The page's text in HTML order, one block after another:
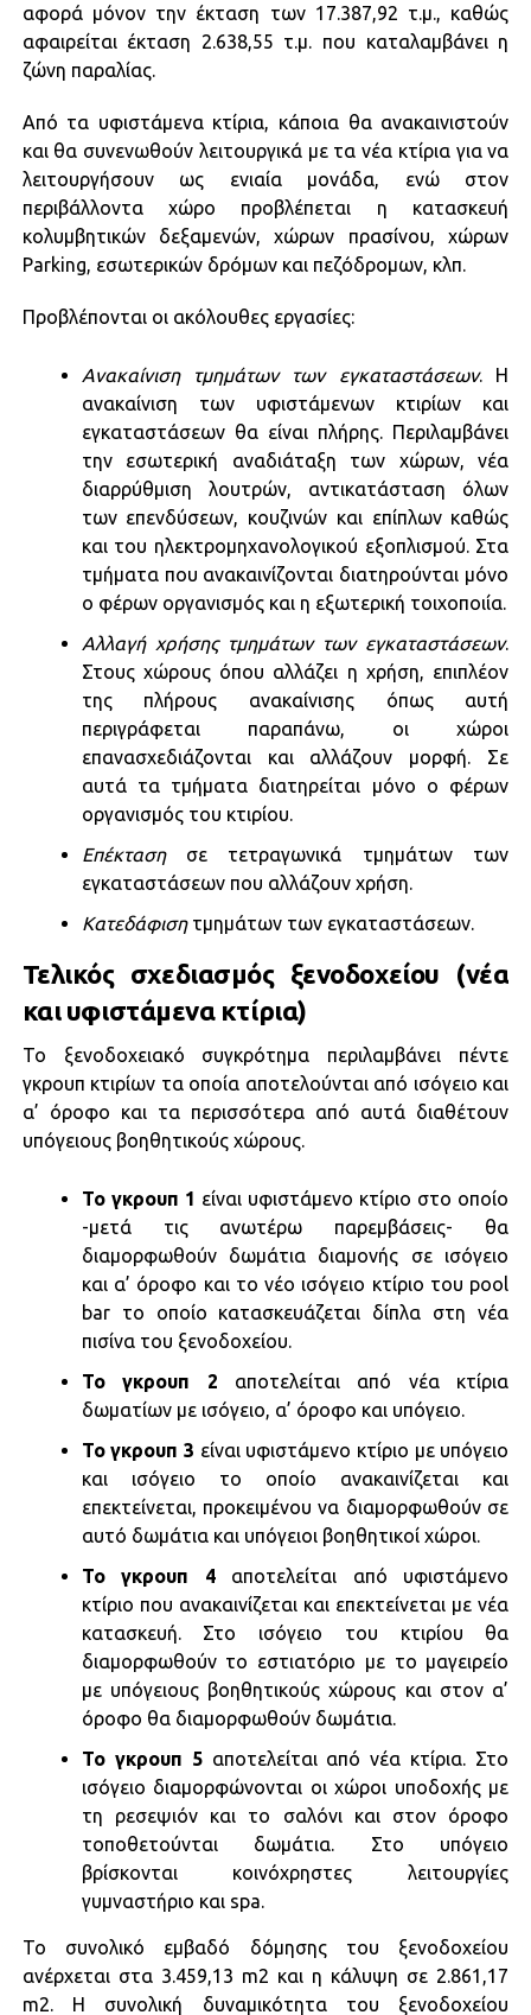
αφορά μόνον την έκταση των 17.387,92 τ.μ., καθώς
αφαιρείται έκταση 2.638,55 τ.μ. που καταλαμβάνει η
ζώνη παραλίας.
Από τα υφιστάμενα κτίρια, κάποια θα ανακαινιστούν
και θα συνενωθούν λειτουργικά με τα νέα κτίρια για να
λειτουργήσουν ως ενιαία μονάδα, ενώ στον
περιβάλλοντα χώρο προβλέπεται η κατασκευή
κολυμβητικών δεξαμενών, χώρων πρασίνου, χώρων
Parking, εσωτερικών δρόμων και πεζόδρομων, κλπ.
Προβλέπονται οι ακόλουθες εργασίες:
Ανακαίνιση τμημάτων των εγκαταστάσεων. Η
ανακαίνιση των υφιστάμενων κτιρίων και
εγκαταστάσεων θα είναι πλήρης. Περιλαμβάνει
την εσωτερική αναδιάταξη των χώρων, νέα
διαρρύθμιση λουτρών, αντικατάσταση όλων
των επενδύσεων, κουζινών και επίπλων καθώς
και του ηλεκτρομηχανολογικού εξοπλισμού. Στα
τμήματα που ανακαινίζονται διατηρούνται μόνο
ο φέρων οργανισμός και η εξωτερική τοιχοποιία.
Αλλαγή χρήσης τμημάτων των εγκαταστάσεων.
Στους χώρους όπου αλλάζει η χρήση, επιπλέον
της πλήρους ανακαίνισης όπως αυτή
περιγράφεται παραπάνω, οι χώροι
επανασχεδιάζονται και αλλάζουν μορφή. Σε
αυτά τα τμήματα διατηρείται μόνο ο φέρων
οργανισμός του κτιρίου.
Επέκτασησε τετραγωνικά τμημάτων των
εγκαταστάσεων που αλλάζουν χρήση.
Κατεδάφισητμημάτων των εγκαταστάσεων.
Τελικός σχεδιασμός ξενοδοχείου (νέα
και υφιστάμενα κτίρια)
Το ξενοδοχειακό συγκρότημα περιλαμβάνει πέντε
γκρουπ κτιρίων τα οποία αποτελούνται από ισόγειο και
α’ όροφο και τα περισσότερα από αυτά διαθέτουν
υπόγειους βοηθητικούς χώρους.
Το γκρουπ 1 είναι υφιστάμενο κτίριο στο οποίο
-μετά τις ανωτέρω παρεμβάσεις- θα
διαμορφωθούν δωμάτια διαμονής σε ισόγειο
και α’ όροφο και το νέο ισόγειο κτίριο του pool
bar το οποίο κατασκευάζεται δίπλα στη νέα
πισίνα του ξενοδοχείου.
Το γκρουπ 2 αποτελείται από νέα κτίρια
δωματίων με ισόγειο, α’ όροφο και υπόγειο.
Το γκρουπ 3 είναι υφιστάμενο κτίριο με υπόγειο
και ισόγειο το οποίο ανακαινίζεται και
επεκτείνεται, προκειμένου να διαμορφωθούν σε
αυτό δωμάτια και υπόγειοι βοηθητικοί χώροι.
Το γκρουπ 4αποτελείται από υφιστάμενο
κτίριο που ανακαινίζεται και επεκτείνεται με νέα
κατασκευή. Στο ισόγειο του κτιρίου θα
διαμορφωθούν το εστιατόριο με το μαγειρείο
με υπόγειους βοηθητικούς χώρους και στον α’
όροφο θα διαμορφωθούν δωμάτια.
Το γκρουπ 5αποτελείται από νέα κτίρια. Στο
ισόγειο διαμορφώνονται οι χώροι υποδοχής με
τη ρεσεψιόν και το σαλόνι και στον όροφο
τοποθετούνται δωμάτια. Στο υπόγειο
βρίσκονται κοινόχρηστες λειτουργίες
γυμναστήριο και spa.
To συνολικό εμβαδό δόμησης του ξενοδοχείου
ανέρχεται στα 3.459,13 m2 και η κάλυψη σε 2.861,17
m2. Η συνολική δυναμικότητα του ξενοδοχείου